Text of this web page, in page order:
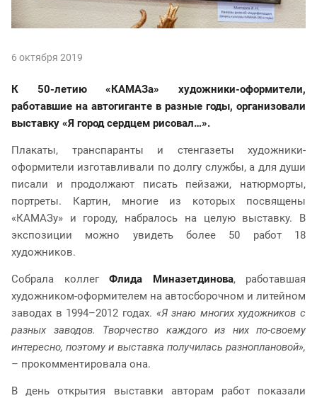
6 октября 2019
К 50-летию «КАМАЗа» художники-оформители,
работавшие на автогиганте в разные годы, организовали
выставку «Я город сердцем рисовал…».
Плакаты, транспаранты и стенгазеты художники-
оформители изготавливали по долгу службы, а для души
писали и продолжают писать пейзажи, натюрморты,
портреты. Картин, многие из которых посвящены
«КАМАЗу» и городу, набралось на целую выставку. В
экспозиции можно увидеть более 50 работ 18
художников.
Собрала коллег Флида Миназетдинова, работавшая
художником-оформителем на автосборочном и литейном
заводах в 1994–2012 годах. «Я знаю многих художников с
разных заводов. Творчество каждого из них по-своему
интересно, поэтому и выставка получилась разноплановой»,
– прокомментировала она.
В день открытия выставки авторам работ показали